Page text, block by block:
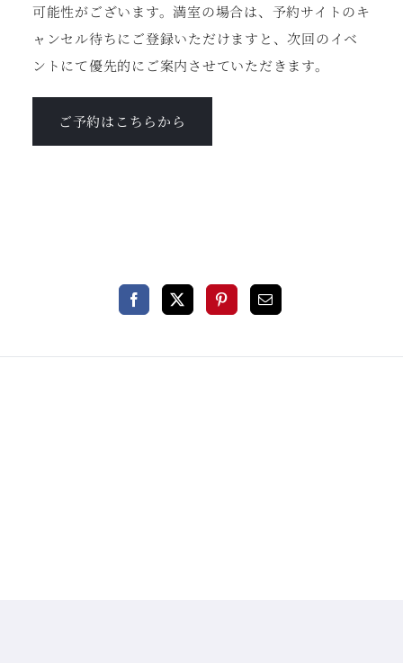
可能性がございます。満室の場合は、予約サイトのキ
ャンセル待ちにご登録いただけますと、次回のイベ
ントにて優先的にご案内させていただきます。
ご予約はこちらから